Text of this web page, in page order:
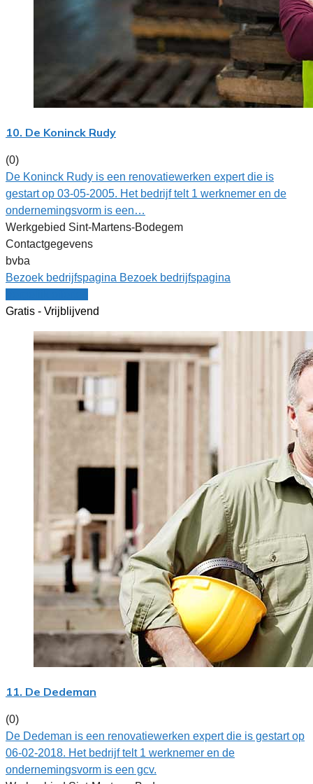
10. De Koninck Rudy
(0)
De Koninck Rudy is een renovatiewerken expert die is
gestart op 03-05-2005. Het bedrijf telt 1 werknemer en de
ondernemingsvorm is een…
Werkgebied Sint-Martens-Bodegem
Contactgegevens
bvba
Bezoek bedrijfspagina Bezoek bedrijfspagina
Gratis - Vrijblijvend
11. De Dedeman
(0)
De Dedeman is een renovatiewerken expert die is gestart op
06-02-2018. Het bedrijf telt 1 werknemer en de
ondernemingsvorm is een gcv.